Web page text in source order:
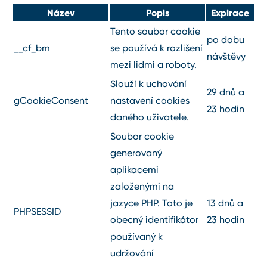
Název Popis Expirace
__cf_bm
Tento soubor cookie
se používá k rozlišení
mezi lidmi a roboty.
po dobu
návštěvy
gCookieConsent
Slouží k uchování
nastavení cookies
daného uživatele.
29 dnů a
23 hodin
PHPSESSID
Soubor cookie
generovaný
aplikacemi
založenými na
jazyce PHP. Toto je
obecný identifikátor
používaný k
udržování
13 dnů a
23 hodin